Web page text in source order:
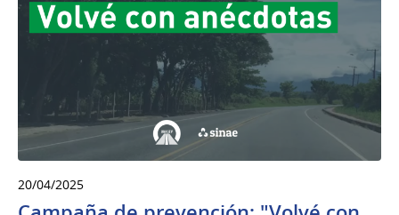
20/04/2025